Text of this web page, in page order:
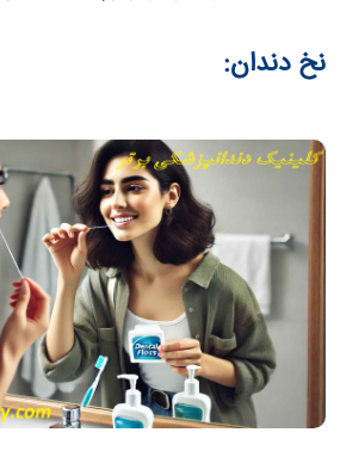
نخ دندان: